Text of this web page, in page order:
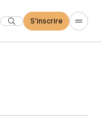
S'inscrire